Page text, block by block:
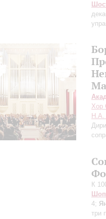
Хор
Н.А.
К
4;
три